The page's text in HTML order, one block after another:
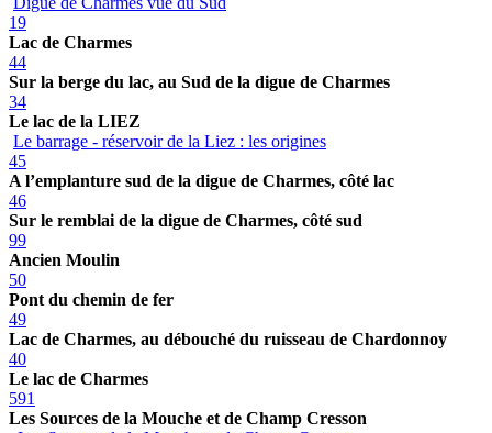
19
Lac de Charmes
44
Sur la berge du lac, au Sud de la digue de Charmes
34
Le lac de la LIEZ
Le barrage - réservoir de la Liez : les origines
45
A l’emplanture sud de la digue de Charmes, côté lac
46
Sur le remblai de la digue de Charmes, côté sud
99
Ancien Moulin
50
Pont du chemin de fer
49
Lac de Charmes, au débouché du ruisseau de Chardonnoy
40
Le lac de Charmes
591
Les Sources de la Mouche et de Champ Cresson